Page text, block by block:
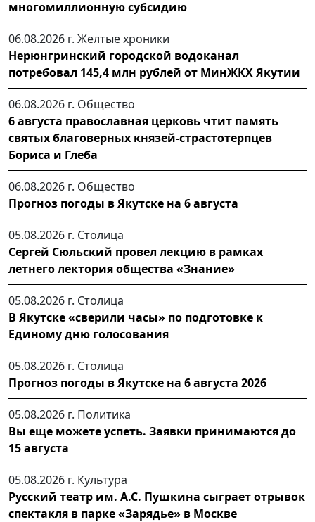
многомиллионную субсидию
06.08.2026 г. Желтые хроники
Нерюнгринский городской водоканал
потребовал 145,4 млн рублей от МинЖКХ Якутии
06.08.2026 г. Общество
6 августа православная церковь чтит память
святых благоверных князей-страстотерпцев
Бориса и Глеба
06.08.2026 г. Общество
Прогноз погоды в Якутске на 6 августа
05.08.2026 г. Столица
Сергей Сюльский провел лекцию в рамках
летнего лектория общества «Знание»
05.08.2026 г. Столица
В Якутске «сверили часы» по подготовке к
Единому дню голосования
05.08.2026 г. Столица
Прогноз погоды в Якутске на 6 августа 2026
05.08.2026 г. Политика
Вы еще можете успеть. Заявки принимаются до
15 августа
05.08.2026 г. Культура
Русский театр им. А.С. Пушкина сыграет отрывок
спектакля в парке «Зарядье» в Москве